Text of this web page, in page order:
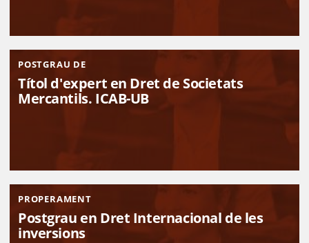
POSTGRAU DE
Títol d'expert en Dret de Societats
Mercantils. ICAB-UB
PROPERAMENT
Postgrau en Dret Internacional de les
inversions